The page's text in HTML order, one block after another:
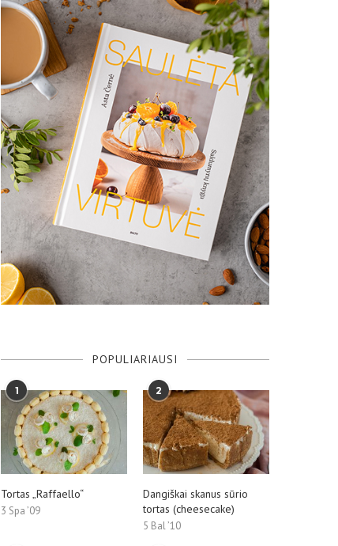
POPULIARIAUSI
1
Tortas „Raffaello“
3 Spa ’09
2
Dangiškai skanus sūrio
tortas (cheesecake)
5 Bal ’10